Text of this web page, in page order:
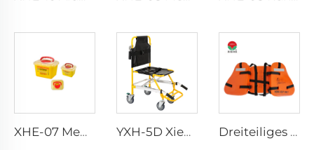
XHE-07 Medizinische Versorgungsartikel Plastik-Scharfenbehälter YXH-5D Xiehe Treppensteigrollstuhl Elektrischer Treppenstuhl Dreiteiliges Arbeitsleben Weste für Erwachsene